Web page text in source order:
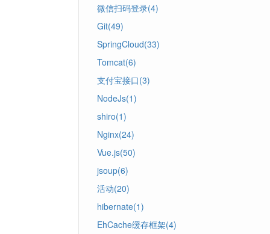
微信扫码登录(4)
Git(49)
SpringCloud(33)
Tomcat(6)
支付宝接口(3)
NodeJs(1)
shiro(1)
Nginx(24)
Vue.js(50)
jsoup(6)
活动(20)
hibernate(1)
EhCache缓存框架(4)